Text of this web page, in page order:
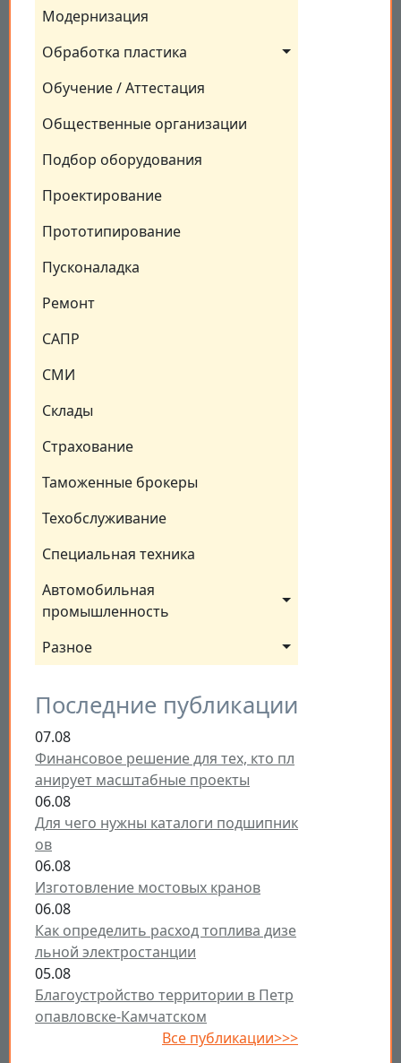
Модернизация
Обработка пластика
Обучение / Аттестация
Общественные организации
Подбор оборудования
Проектирование
Прототипирование
Пусконаладка
Ремонт
САПР
СМИ
Склады
Страхование
Таможенные брокеры
Техобслуживание
Специальная техника
Автомобильная
промышленность
Разное
Последние публикации
07.08
Финансовое решение для тех, кто пл
анирует масштабные проекты
06.08
Для чего нужны каталоги подшипник
ов
06.08
Изготовление мостовых кранов
06.08
Как определить расход топлива дизе
льной электростанции
05.08
Благоустройство территории в Петр
опавловске-Камчатском
Все публикации>>>